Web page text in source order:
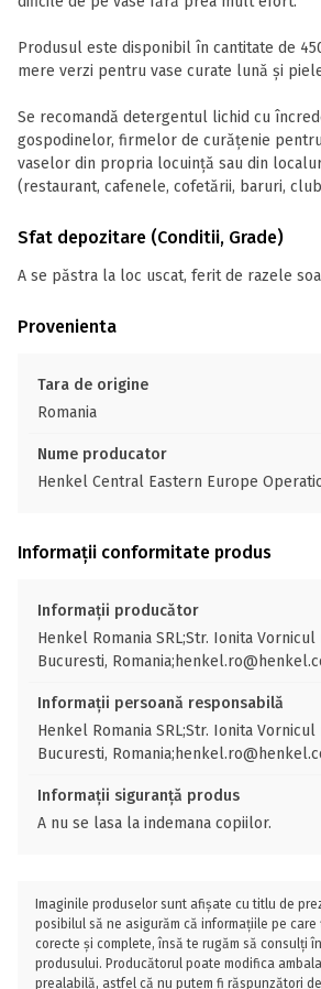
Produsul este disponibil în cantitate de
mere verzi pentru vase curate lună și
Se recomandă detergentul lichid cu
gospodinelor, firmelor de curățenie
vaselor din propria locuință sau din
(restaurant, cafenele, cofetării, baruri,
Sfat depozitare (Conditii, Grade)
A se păstra la loc uscat, ferit de razele
Provenienta
Tara de origine
Romania
Nume producator
Henkel Central Eastern Europe
Informații conformitate produs
Informații producător
Henkel Romania SRL;Str. Ionita Vornicul
Bucuresti,
Informații persoană responsabilă
Henkel Romania SRL;Str. Ionita Vornicul
Bucuresti,
Informații siguranță produs
A nu se lasa la indemana copiilor.
Imaginile produselor sunt afișate cu titlu de
posibilul să ne asigurăm că informațiile pe
corecte și complete, însă te rugăm să consulți
produsului. Producătorul poate modifica
prealabilă, astfel că nu putem fi răspunzători